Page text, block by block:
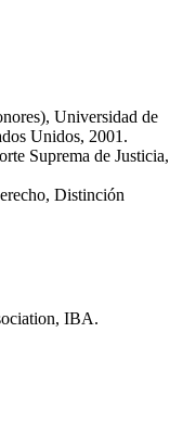
Universidad de
Unidos, 2001.
Suprema de Justicia,
Distinción
IBA.